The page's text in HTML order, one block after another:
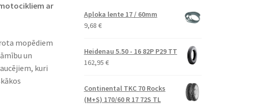
ar
mopēdiem
un
kuri
Aploka lente 17 / 60mm
9,68 €
Heidenau 5.50 - 16 82P P29 TT
162,95 €
Continental TKC 70 Rocks
(M+S) 170/60 R 17 72S TL